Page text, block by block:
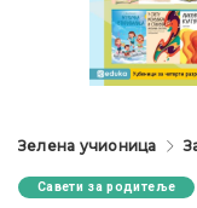
Зелена учионица
Савети за родитеље